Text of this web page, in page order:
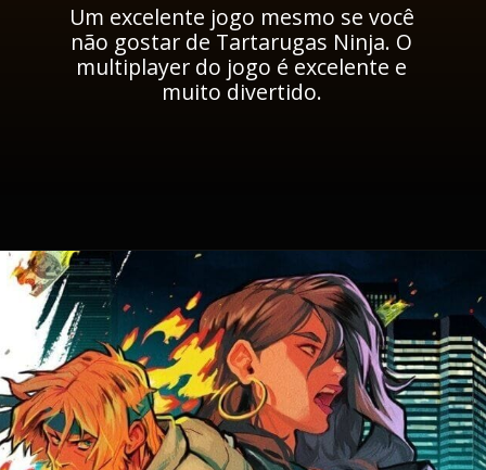
Um excelente jogo mesmo se você
não gostar de Tartarugas Ninja. O
multiplayer do jogo é excelente e
muito divertido.